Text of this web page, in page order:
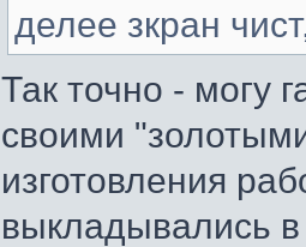
делее зкран
Так точно - могу
своими
изготовления
выкладывались